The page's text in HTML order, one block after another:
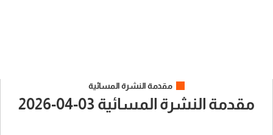
مقدمة النشرة المسائية
مقدمة النشرة المسائية 03-04-2026